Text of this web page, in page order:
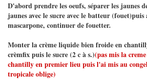
D'abord prendre les oeufs, séparer les jaunes
jaunes avec le sucre avec le batteur
mascarpone, continuer de fouetter.
Monter la crème liquide bien froide en
crèmfix puis le sucre (2 c à s.)(pas mis la
chantilly en premier lieu puis l'ai mis au
tropicale oblige)